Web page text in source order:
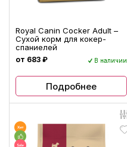
Royal Canin Cocker Adult –
Сухой корм для кокер-
спаниелей
от 683 ₽ В наличии
Подробнее